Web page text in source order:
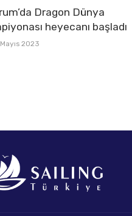
Dragon Dünya
heyecanı başladı
2023